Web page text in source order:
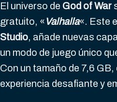
El universo de God of War
gratuito, «Valhalla«. Este
Studio, añade nuevas
un modo de juego único
Con un tamaño de 7,6 GB,
experiencia desafiante y